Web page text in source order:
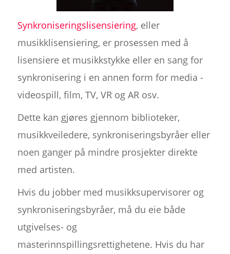
Synkroniseringslisensiering, eller
musikklisensiering, er prosessen med å
lisensiere et musikkstykke eller en sang for
synkronisering i en annen form for media -
videospill, film, TV, VR og AR osv.
Dette kan gjøres gjennom biblioteker,
musikkveiledere, synkroniseringsbyråer eller
noen ganger på mindre prosjekter direkte
med artisten.
Hvis du jobber med musikksupervisorer og
synkroniseringsbyråer, må du eie både
utgivelses- og
masterinnspillingsrettighetene. Hvis du har